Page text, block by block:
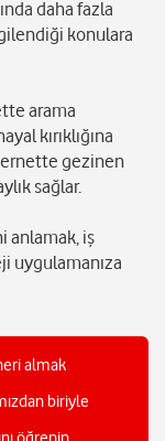
daha fazla
konulara
arama
kırıklığına
gezinen
sağlar.
anlamak, iş
uygulamanıza
almak
biriyle